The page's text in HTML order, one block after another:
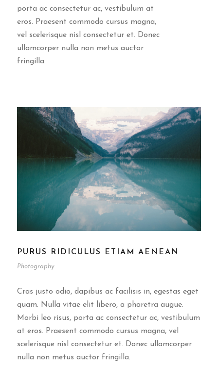
porta ac consectetur ac, vestibulum at
eros. Praesent commodo cursus magna,
vel scelerisque nisl consectetur et. Donec
ullamcorper nulla non metus auctor
fringilla.
PURUS RIDICULUS ETIAM AENEAN
Photography
Cras justo odio, dapibus ac facilisis in, egestas eget
quam. Nulla vitae elit libero, a pharetra augue.
Morbi leo risus, porta ac consectetur ac, vestibulum
at eros. Praesent commodo cursus magna, vel
scelerisque nisl consectetur et. Donec ullamcorper
nulla non metus auctor fringilla.